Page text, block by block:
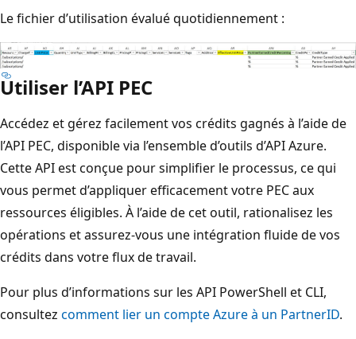
Le fichier d’utilisation évalué quotidiennement :
Utiliser l’API PEC
Accédez et gérez facilement vos crédits gagnés à l’aide de
l’API PEC, disponible via l’ensemble d’outils d’API Azure.
Cette API est conçue pour simplifier le processus, ce qui
vous permet d’appliquer efficacement votre PEC aux
ressources éligibles. À l’aide de cet outil, rationalisez les
opérations et assurez-vous une intégration fluide de vos
crédits dans votre flux de travail.
Pour plus d’informations sur les API PowerShell et CLI,
consultez comment lier un compte Azure à un PartnerID.